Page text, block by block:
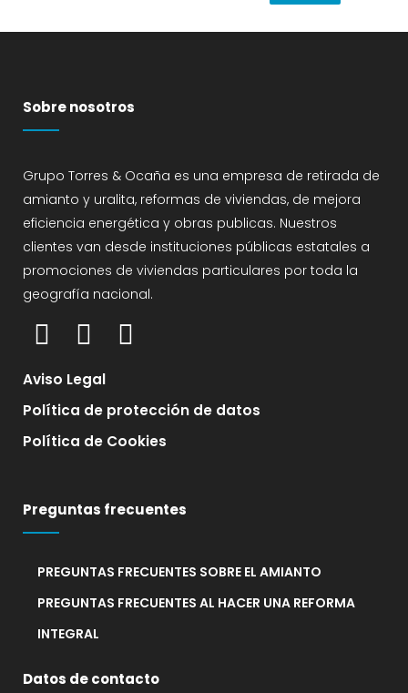
Sobre nosotros
Grupo Torres & Ocaña es una empresa de retirada de
amianto y uralita, reformas de viviendas, de mejora
eficiencia energética y obras publicas. Nuestros
clientes van desde instituciones públicas estatales a
promociones de viviendas particulares por toda la
geografía nacional.
Aviso Legal
Política de protección de datos
Política de Cookies
Preguntas frecuentes
PREGUNTAS FRECUENTES SOBRE EL AMIANTO
PREGUNTAS FRECUENTES AL HACER UNA REFORMA
INTEGRAL
Datos de contacto